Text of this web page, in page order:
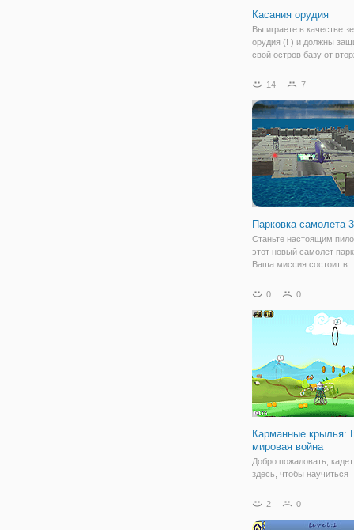
Касания орудия
Вы играете в качестве
орудия (! ) и должны
свой остров базу от
самолеты, щелкнув или
самолеты устарели и
каких-либо орудий
14 7
Парковка самолета
Станьте настоящим
этот новый самолет
Ваша миссия состоит в
припарковать все
Наслаждайтесь, как мы
принимаем симулятор
0 0
Карманные крылья:
мировая война
Добро пожаловать,
здесь, чтобы научиться
летать, словно орел в
расположены разные
2 0